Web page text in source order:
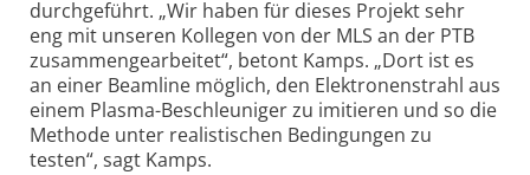
durchgeführt. „Wir haben für dieses Projekt sehr
eng mit unseren Kollegen von der MLS an der PTB
zusammen­gearbeitet“, betont Kamps. „Dort ist es
an einer Beamline möglich, den Elektronen­strahl aus
einem Plasma-Beschleuniger zu imitieren und so die
Methode unter realistischen Bedingungen zu
testen“, sagt Kamps.